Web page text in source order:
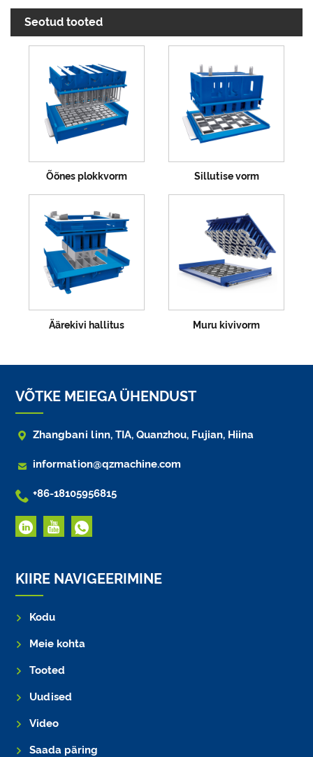
Seotud tooted
Õõnes plokkvorm Sillutise vorm
Äärekivi hallitus Muru kivivorm
VÕTKE MEIEGA ÜHENDUST
 Zhangbani linn, TIA, Quanzhou, Fujian, Hiina
 information@qzmachine.com
 +86-18105956815
KIIRE NAVIGEERIMINE
Kodu
Meie kohta
Tooted
Uudised
Video
Saada päring